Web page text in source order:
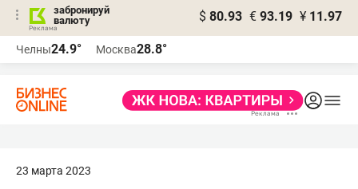
забронируй
валюту
$ 80.93 € 93.19 ¥ 11.97
Челны24.9° Москва28.8°
23 марта 2023